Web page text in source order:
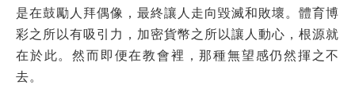
是在鼓勵人拜偶像，最終讓人走向毀滅和敗壞。體育博
彩之所以有吸引力，加密貨幣之所以讓人動心，根源就
在於此。然而即便在教會裡，那種無望感仍然揮之不
去。